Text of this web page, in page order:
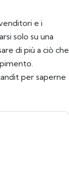
e i
solo su una
di più a ciò che
per saperne